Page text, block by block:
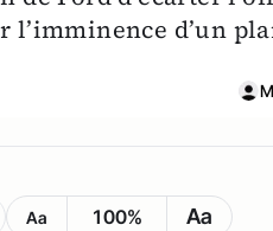
d’un
Aa 100% Aa